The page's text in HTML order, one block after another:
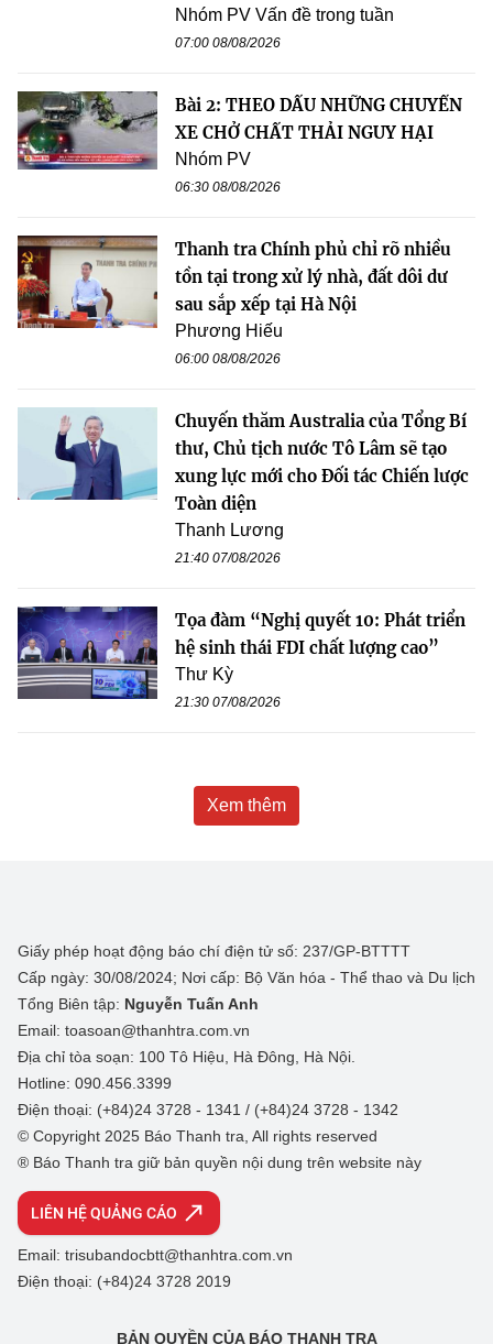
Nhóm PV Vấn đề trong tuần
07:00 08/08/2026
Bài 2: THEO DẤU NHỮNG CHUYẾN
XE CHỞ CHẤT THẢI NGUY HẠI
Nhóm PV
06:30 08/08/2026
Thanh tra Chính phủ chỉ rõ nhiều
tồn tại trong xử lý nhà, đất dôi dư
sau sắp xếp tại Hà Nội
Phương Hiếu
06:00 08/08/2026
Chuyến thăm Australia của Tổng Bí
thư, Chủ tịch nước Tô Lâm sẽ tạo
xung lực mới cho Đối tác Chiến lược
Toàn diện
Thanh Lương
21:40 07/08/2026
Tọa đàm “Nghị quyết 10: Phát triển
hệ sinh thái FDI chất lượng cao”
Thư Kỳ
21:30 07/08/2026
Xem thêm
Giấy phép hoạt động báo chí điện tử số: 237/GP-BTTTT
Cấp ngày: 30/08/2024; Nơi cấp: Bộ Văn hóa - Thể thao và Du lịch
Tổng Biên tập: Nguyễn Tuấn Anh
Email: toasoan@thanhtra.com.vn
Địa chỉ tòa soạn: 100 Tô Hiệu, Hà Đông, Hà Nội.
Hotline: 090.456.3399
Điện thoại: (+84)24 3728 - 1341 / (+84)24 3728 - 1342
© Copyright 2025 Báo Thanh tra, All rights reserved
® Báo Thanh tra giữ bản quyền nội dung trên website này
LIÊN HỆ QUẢNG CÁO
Email: trisubandocbtt@thanhtra.com.vn
Điện thoại: (+84)24 3728 2019
BẢN QUYỀN CỦA BÁO THANH TRA